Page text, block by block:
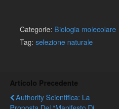
Categorie: Biologia molecolare
Tag: selezione naturale
Articolo Precedente
Authority Scientifica: La